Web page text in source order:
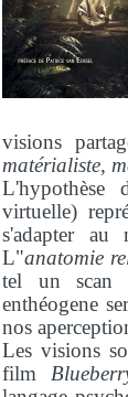
visions
matérialiste,
L'hypothèse
virtuelle)
s'adapter au
L"anatomie
tel un scan
enthéogene
nos
Les visions
film